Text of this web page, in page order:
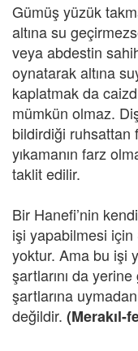
Gümüş yüzük
altına su
veya abdestin
oynatarak altına
kaplatmak da
mümkün olmaz.
bildirdiği ruhsattan
yıkamanın farz
taklit edilir.
Bir Hanefi’nin
işi yapabilmesi
yoktur. Ama bu işi
şartlarını da
şartlarına
değildir. (Merakıl-